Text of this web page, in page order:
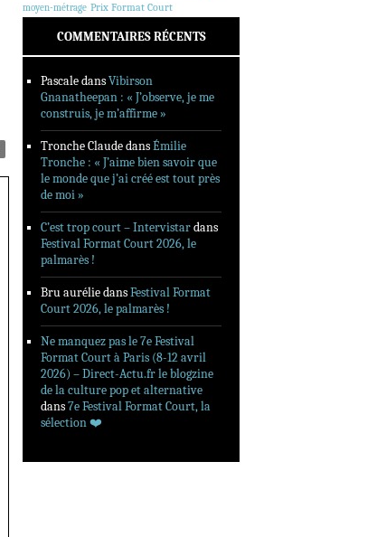
moyen-métrage Prix Format Court
COMMENTAIRES RÉCENTS
PascaledansVibirson
Gnanatheepan : « J’observe, je me
construis, je m’affirme »
Tronche ClaudedansÉmilie
Tronche : « J’aime bien savoir que
le monde que j’ai créé est tout près
de moi »
C’est trop court – Intervistardans
Festival Format Court 2026, le
palmarès !
Bru auréliedansFestival Format
Court 2026, le palmarès !
Ne manquez pas le 7e Festival
Format Court à Paris (8-12 avril
2026) – Direct-Actu.fr le blogzine
de la culture pop et alternative
dans7e Festival Format Court, la
sélection ❤️‍